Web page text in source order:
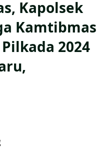
Kapolsek
Kamtibmas
2024